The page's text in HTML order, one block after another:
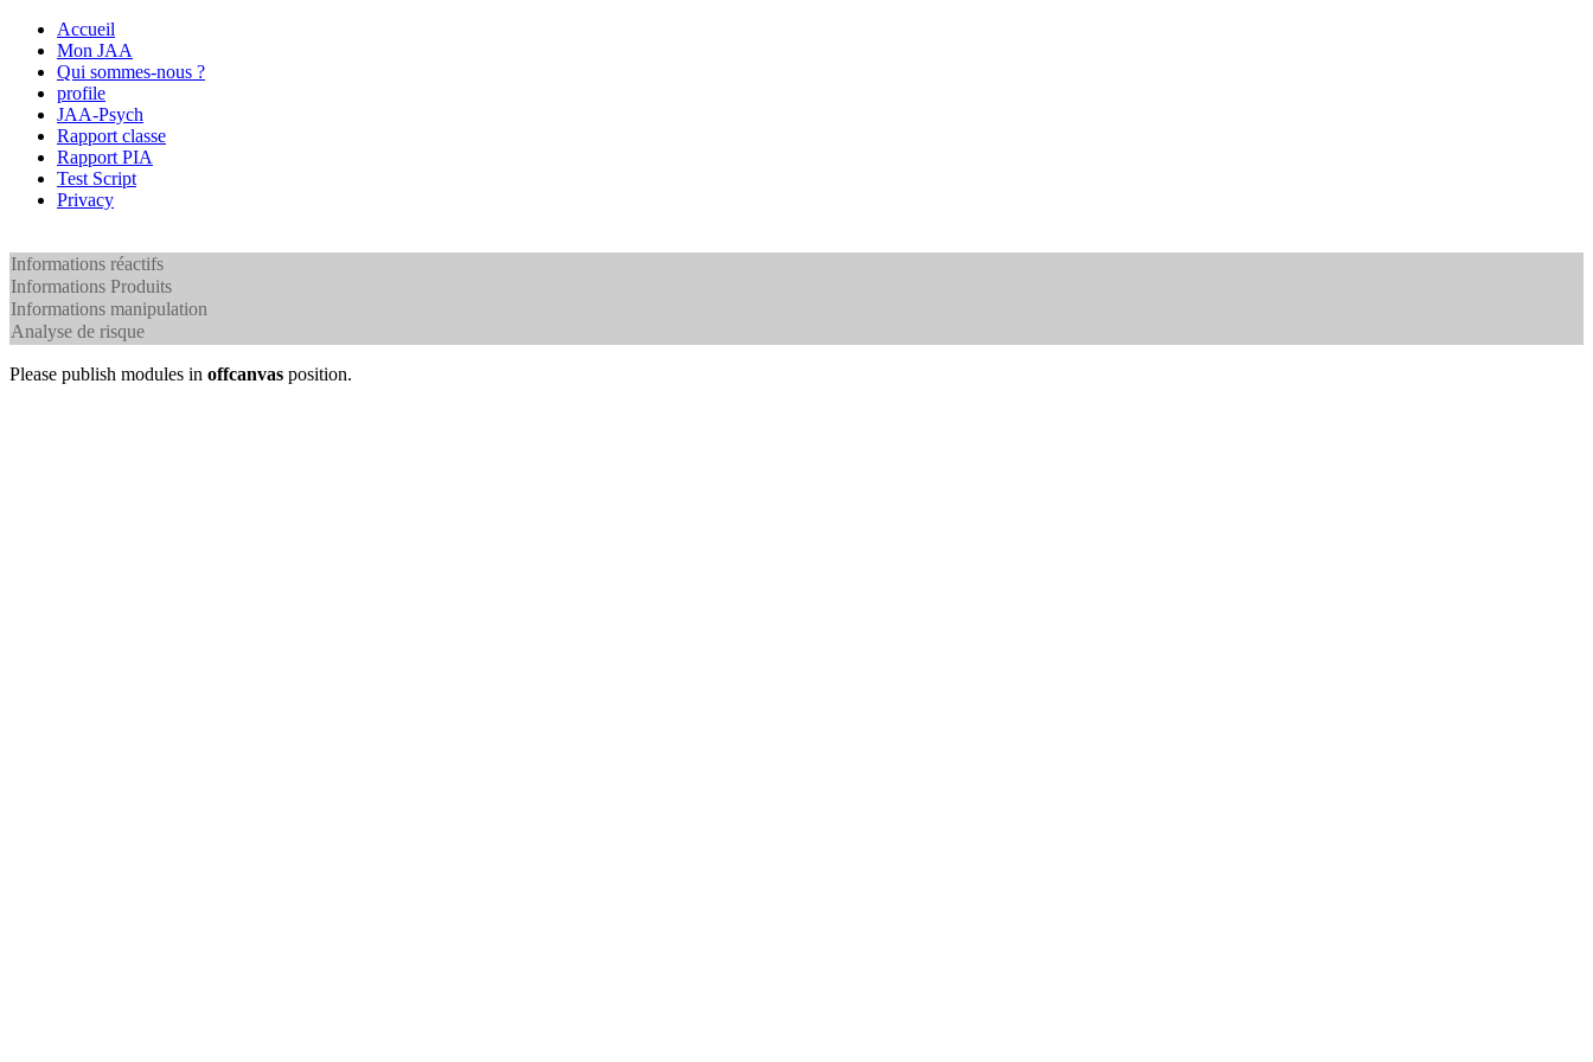
Accueil
Mon JAA
Qui sommes-nous ?
profile
JAA-Psych
Rapport classe
Rapport PIA
Test Script
Privacy
Informations réactifs
Informations Produits
Informations manipulation
Analyse de risque
Please publish modules in offcanvas position.